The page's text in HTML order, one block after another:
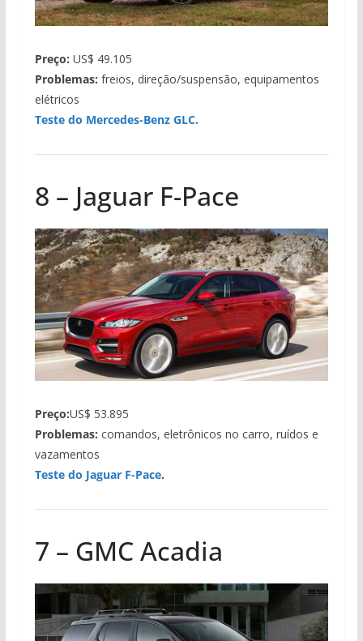
Preço: US$ 49.105
Problemas: freios, direção/suspensão, equipamentos
elétricos
Teste do Mercedes-Benz GLC.
8 – Jaguar F-Pace
Preço:US$ 53.895
Problemas: comandos, eletrônicos no carro, ruídos e
vazamentos
Teste do Jaguar F-Pace.
7 – GMC Acadia